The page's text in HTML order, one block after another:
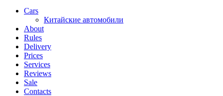
Cars
Китайские автомобили
About
Rules
Delivery
Prices
Services
Reviews
Sale
Contacts